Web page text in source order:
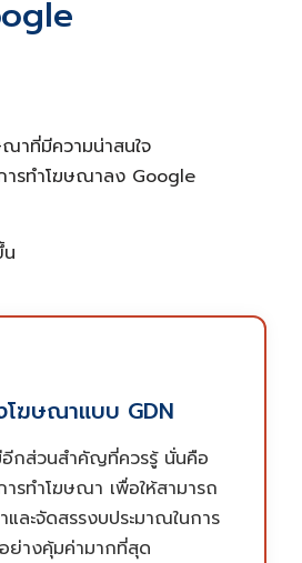
าที่มีความน่าสนใจ
รทำโฆษณาลง Google
โฆษณาแบบ GDN
อีกส่วนสำคัญที่ควรรู้ นั่นคือ
ารทำโฆษณา เพื่อให้สามารถ
ละจัดสรรงบประมาณในการ
ย่างคุ้มค่ามากที่สุด
CPC (Cost Per Click)
ณาเมื่อมีผู้ใช้งานมาคลิก
1 คลิก) กับ vCPM (Cost
Impressions) การจ่าย
สดงผลครบ 1,000 ครั้ง (ไม่